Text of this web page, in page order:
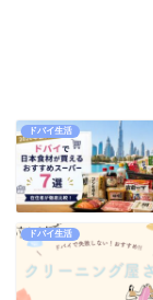
ドバイ生活
ドバイ生活